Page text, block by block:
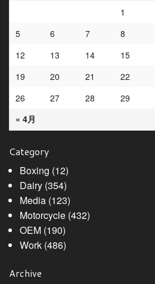
« 4月
1
5
6 7 8
12
13 14 15
19
20 21 22
26
27 28 29
Category
Boxing (12)
Dairy(354)
Media(123)
Motorcycle(432)
OEM(190)
Work(486)
Archive